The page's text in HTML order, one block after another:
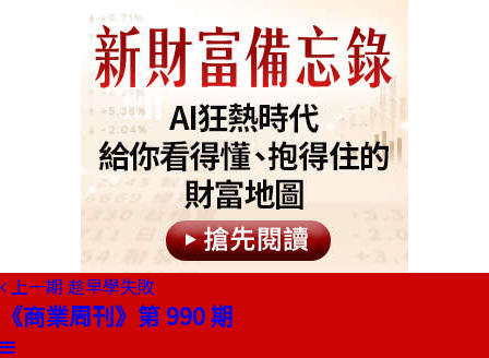
上一期 趁早學失敗
《商業周刊》第 990 期